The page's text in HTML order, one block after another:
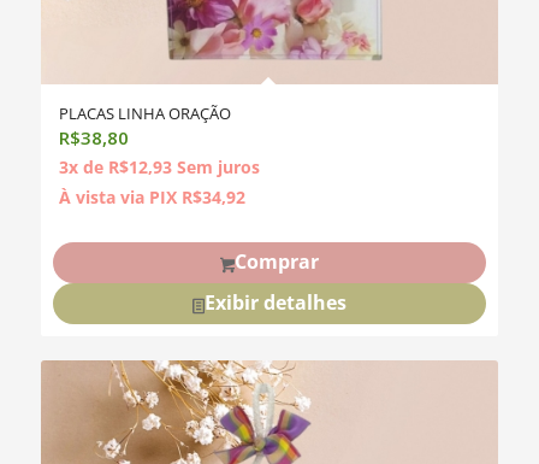
PLACAS LINHA ORAÇÃO
R$38,80
3x de R$12,93 Sem juros
À vista via PIX R$34,92
Comprar
Exibir detalhes